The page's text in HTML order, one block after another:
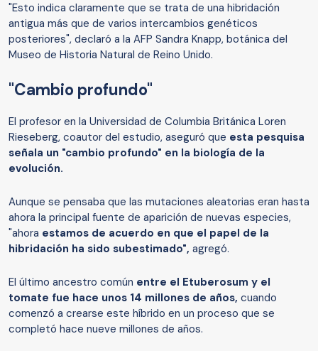
"Esto indica claramente que se trata de una hibridación
antigua más que de varios intercambios genéticos
posteriores", declaró a la AFP Sandra Knapp, botánica del
Museo de Historia Natural de Reino Unido.
"Cambio profundo"
El profesor en la Universidad de Columbia Británica Loren
Rieseberg, coautor del estudio, aseguró que esta pesquisa
señala un "cambio profundo" en la biología de la
evolución.
Aunque se pensaba que las mutaciones aleatorias eran hasta
ahora la principal fuente de aparición de nuevas especies,
"ahora estamos de acuerdo en que el papel de la
hibridación ha sido subestimado", agregó.
El último ancestro común entre el Etuberosum y el
tomate fue hace unos 14 millones de años, cuando
comenzó a crearse este híbrido en un proceso que se
completó hace nueve millones de años.